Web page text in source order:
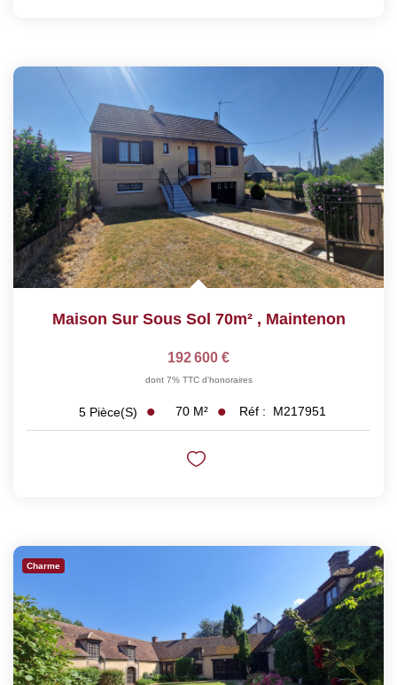
Maison Sur Sous Sol 70m² , Maintenon
192 600 €
dont 7% TTC d'honoraires
5 Pièce(s) 70 M² Réf : M217951
Charme